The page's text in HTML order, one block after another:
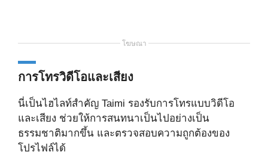
โฆษณา
การโทรวิดีโอและเสียง
นี่เป็นไฮไลท์สำคัญ Taimi รองรับการโทรแบบวิดีโอ
และเสียง ช่วยให้การสนทนาเป็นไปอย่างเป็น
ธรรมชาติมากขึ้น และตรวจสอบความถูกต้องของ
โปรไฟล์ได้